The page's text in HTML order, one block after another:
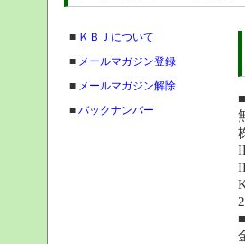
■ ＫＢＪについて
■ メールマガジン登録
■ メールマガジン解除
■ バックナンバー